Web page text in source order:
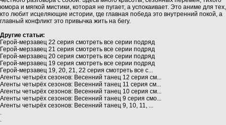
юмора и мягкой мистики, которая не пугает, а успокаивает. Это аниме для тех,
кто любит исцеляющие истории, где главная победа это внутренний покой, а
главный конфликт это привычка жить на бегу.
Другие статьи:
Герой-мерзавец 22 серия смотреть все серии подряд
Герой-мерзавец 21 серия смотреть все серии подряд
Герой-мерзавец 20 серия смотреть все серии подряд
Герой-мерзавец 19 серия смотреть все серии подряд
Герой-мерзавец 19, 20, 21, 22 серия смотреть все с...
Агенты четырёх сезонов: Весенний танец 12 серия см...
Агенты четырёх сезонов: Весенний танец 11 серия см...
Агенты четырёх сезонов: Весенний танец 10 серия см...
Агенты четырёх сезонов: Весенний танец 9 серия смо...
Агенты четырёх сезонов: Весенний танец 9, 10, 11, ...
.
.